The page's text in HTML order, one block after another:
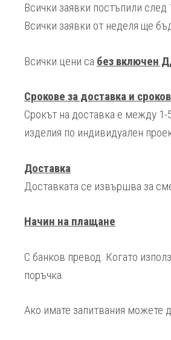
Всички заявки постъпили
Всички заявки от неделя ще
Всички цени са без включен
Срокове за доставка и
Срокът на доставка е между 1-
изделия по индивидуален
Доставка
Доставката се извършва за
Начин на плащане
С банков превод. Когато
поръчка.
Ако имате запитвания можете